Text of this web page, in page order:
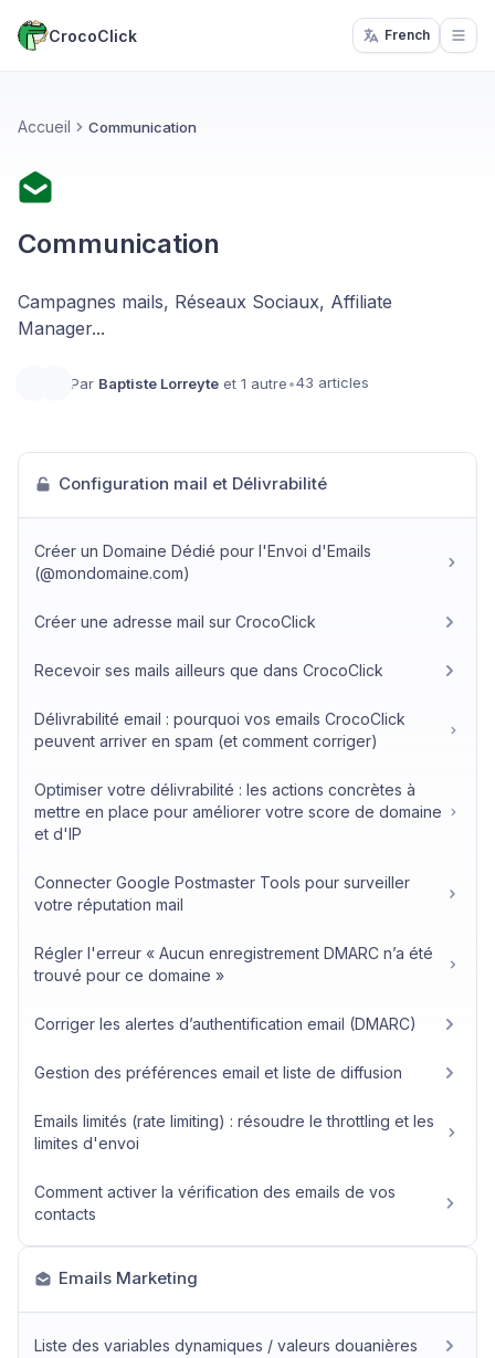
CrocoClick French
Accueil Communication
Communication
Campagnes mails, Réseaux Sociaux, Affiliate
Manager...
Par Baptiste Lorreyte et 1 autre•43 articles
Configuration mail et Délivrabilité
Créer un Domaine Dédié pour l'Envoi d'Emails
(@mondomaine.com)
Créer une adresse mail sur CrocoClick
Recevoir ses mails ailleurs que dans CrocoClick
Délivrabilité email : pourquoi vos emails CrocoClick
peuvent arriver en spam (et comment corriger)
Optimiser votre délivrabilité : les actions concrètes à
mettre en place pour améliorer votre score de domaine
et d'IP
Connecter Google Postmaster Tools pour surveiller
votre réputation mail
Régler l'erreur « Aucun enregistrement DMARC n’a été
trouvé pour ce domaine »
Corriger les alertes d’authentification email (DMARC)
Gestion des préférences email et liste de diffusion
Emails limités (rate limiting) : résoudre le throttling et les
limites d'envoi
Comment activer la vérification des emails de vos
contacts
Emails Marketing
Liste des variables dynamiques / valeurs douanières